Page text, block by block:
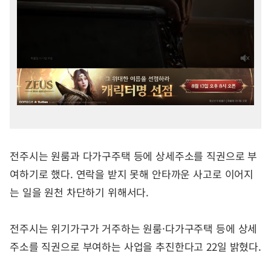
전주시는 원룸과 다가구주택 등에 상세주소를 직권으로 부
여하기로 했다. 연락을 받지 못해 안타까운 사고로 이어지
는 일을 원천 차단하기 위해서다.
전주시는 위기가구가 거주하는 원룸·다가구주택 등에 상세
주소를 직권으로 부여하는 사업을 추진한다고 22일 밝혔다.